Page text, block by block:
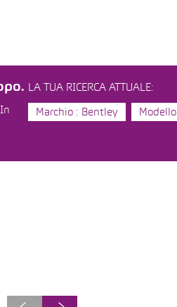
LA TUA RICERCA ATTUALE:
Marchio : Bentley